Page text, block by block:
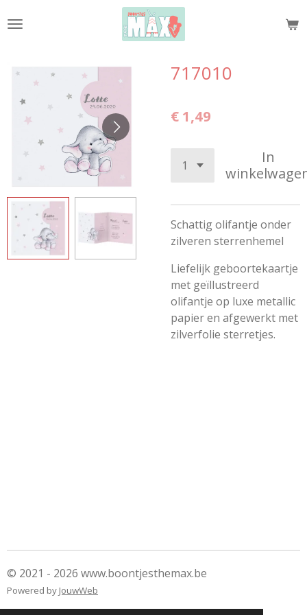
direct
hoofdinhoud
717010
€ 1,49
In
Schattig olifantje onder
zilveren sterrenhemel
Liefelijk geboortekaartje
met geïllustreerd
olifantje op luxe metallic
papier en afgewerkt met
zilverfolie sterretjes.
© 2021 - 2026 www.boontjesthemax.be
Powered by JouwWeb